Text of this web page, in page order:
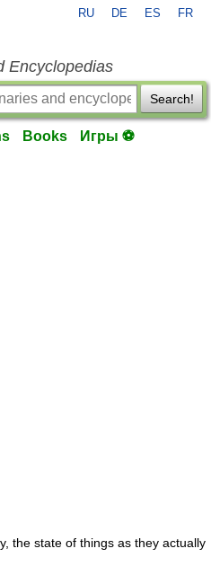
RU DE ES FR
Encyclopedias
Search!
Books Игры ⚽
, the state of things as they actually